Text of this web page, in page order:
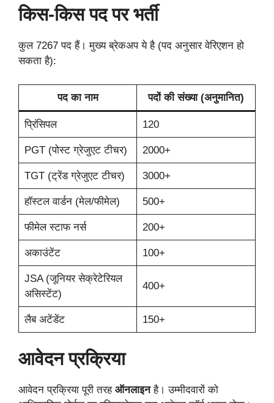
किस-किस पद पर भर्ती
कुल 7267 पद हैं। मुख्य ब्रेकअप ये है (पद अनुसार वेरिएशन हो
सकता है):
पद का नाम पदों की संख्या (अनुमानित)
प्रिंसिपल 120
PGT (पोस्ट ग्रेजुएट टीचर) 2000+
TGT (ट्रेंड ग्रेजुएट टीचर) 3000+
हॉस्टल वार्डन (मेल/फीमेल) 500+
फीमेल स्टाफ नर्स 200+
अकाउंटेंट 100+
JSA (जूनियर सेक्रेटेरियल
असिस्टेंट)
400+
लैब अटेंडेंट 150+
आवेदन प्रक्रिया
आवेदन प्रक्रिया पूरी तरह ऑनलाइनहै। उम्मीदवारों को